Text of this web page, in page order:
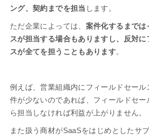
ング、契約までを担当 します。
ただ企業によっては、 案件化するまで
スが担当する場合もありますし、反対
スが全てを担うこともあります。
例えば、営業組織内にフィールドセール
件が少ないのであれば、フィールドセー
ら担当しなければ利益が上がりません。
また扱う商材がSaaSをはじめとしたサ